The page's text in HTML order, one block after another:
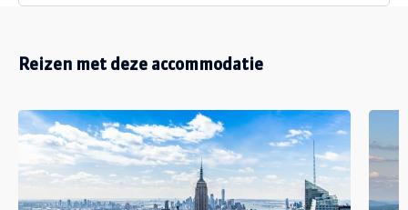
Reizen met deze accommodatie